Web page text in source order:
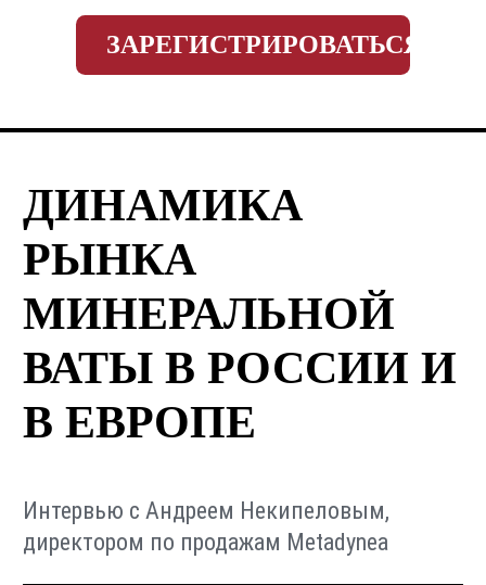
ЗАРЕГИСТРИРОВАТЬСЯ
ДИНАМИКА
РЫНКА
МИНЕРАЛЬНОЙ
ВАТЫ В РОССИИ И
В ЕВРОПЕ
Интервью с Андреем Некипеловым,
директором по продажам Metadynea